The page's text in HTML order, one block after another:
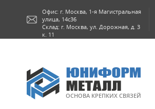
Офис: г. Москва, 1-я Магистральная
улица, 14с36
Склад: г. Москва, ул. Дорожная, д. 3
к. 11
ОСНОВА КРЕПКИХ СВЯЗЕЙ